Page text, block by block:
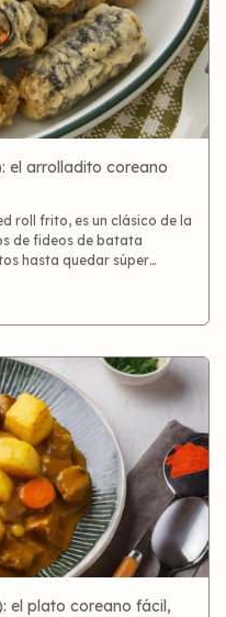
el arrolladito coreano
roll frito, es un clásico de la
de fideos de batata
hasta quedar súper
el plato coreano fácil,